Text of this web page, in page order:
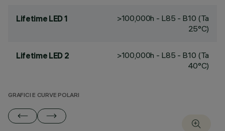
Lifetime LED 1
>100,000h - L85 - B10 (Ta
25°C)
Lifetime LED 2
>100,000h - L85 - B10 (Ta
40°C)
GRAFICI E CURVE POLARI